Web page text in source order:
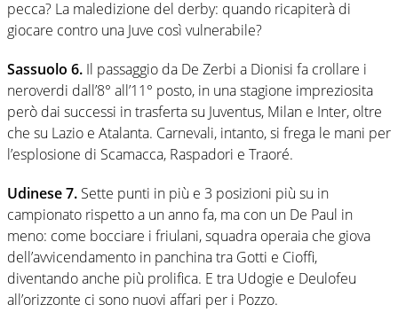
pecca? La maledizione del derby: quando ricapiterà di
giocare contro una Juve così vulnerabile?
Sassuolo 6. Il passaggio da De Zerbi a Dionisi fa crollare i
neroverdi dall’8° all’11° posto, in una stagione impreziosita
però dai successi in trasferta su Juventus, Milan e Inter, oltre
che su Lazio e Atalanta. Carnevali, intanto, si frega le mani per
l’esplosione di Scamacca, Raspadori e Traoré.
Udinese 7. Sette punti in più e 3 posizioni più su in
campionato rispetto a un anno fa, ma con un De Paul in
meno: come bocciare i friulani, squadra operaia che giova
dell’avvicendamento in panchina tra Gotti e Cioffi,
diventando anche più prolifica. E tra Udogie e Deulofeu
all’orizzonte ci sono nuovi affari per i Pozzo.